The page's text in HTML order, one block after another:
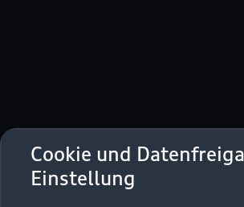
Cookie und
Einstellung